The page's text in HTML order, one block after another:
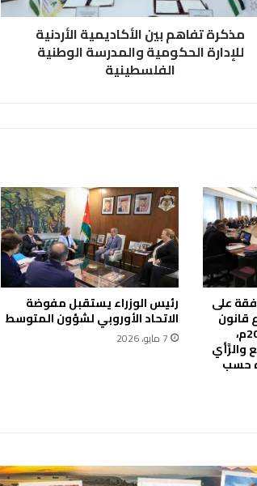
مذكرة تفاهم بين الأكاديمية الأردنية
للإدارة الحكومية والمدرسة الوطنية
الفلسطينية
على
قانون
الإدارة المحليَّة لسنة 2026م،
والرَّأي
حسب
رئيس الوزراء يستقبل مفوضة
الاتحاد الأوروبي لشؤون المتوسط
7 مايو، 2026